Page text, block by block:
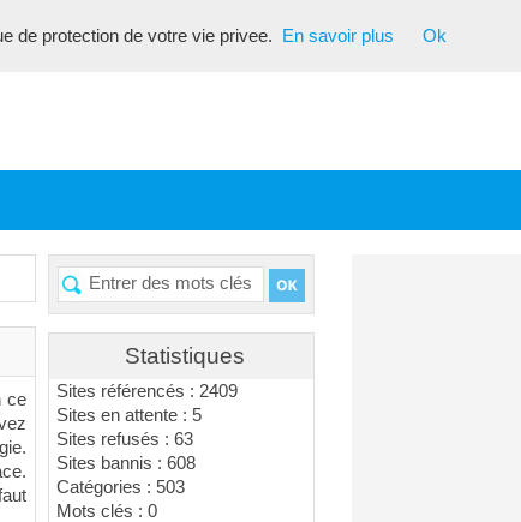
Statistiques
Sites référencés : 2409
Sites en attente : 5
Sites refusés : 63
Sites bannis : 608
Catégories : 503
Mots clés : 0
ce
de protection de votre vie privee. En savoir plus Ok